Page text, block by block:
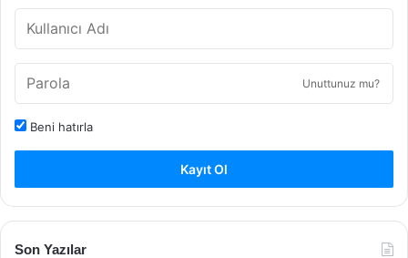
Unuttunuz mu?
Beni hatırla
Kayıt Ol
Son Yazılar